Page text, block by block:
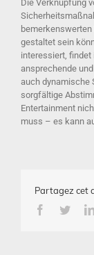
Die Verknüpfung
gestaltet sein
interessiert, findet
ansprechende
auch dynamische
sorgfältige
Entertainment
muss – es kann
Partagez cet
Facebook